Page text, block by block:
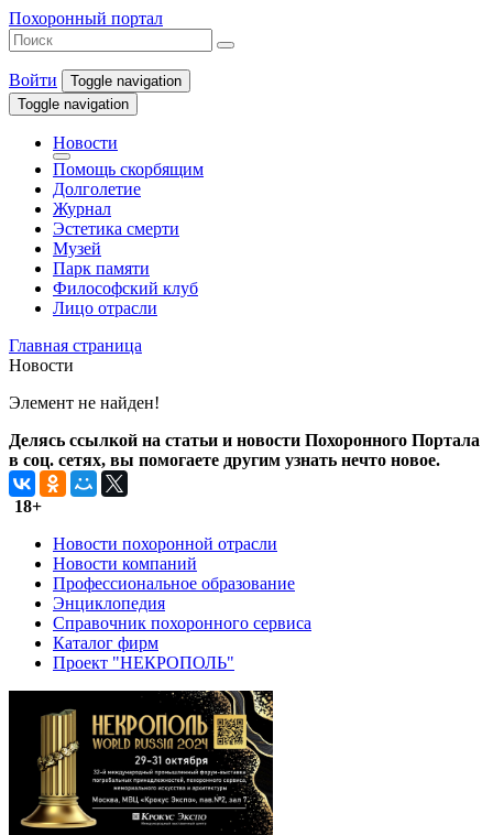
Похоронный портал
Войти
Toggle navigation
Toggle navigation
Новости
Помощь скорбящим
Долголетие
Журнал
Эстетика смерти
Музей
Парк памяти
Философский клуб
Лицо отрасли
Главная страница
Новости
Элемент не найден!
Делясь ссылкой на статьи и новости Похоронного Портала
в соц. сетях, вы помогаете другим узнать нечто новое.
18+
Новости похоронной отрасли
Новости компаний
Профессиональное образование
Энциклопедия
Справочник похоронного сервиса
Каталог фирм
Проект "НЕКРОПОЛЬ"